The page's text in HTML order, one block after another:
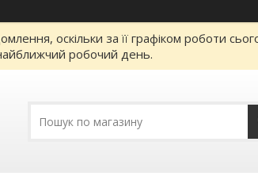
оскільки за її графіком роботи
робочий день.